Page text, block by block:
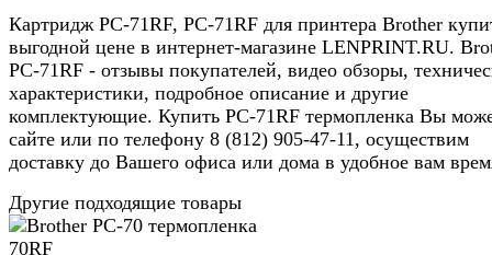
Картридж PC-71RF, PC-71RF для принтера Brother
выгодной цене в интернет-магазине LENPRINT.RU.
PC-71RF - отзывы покупателей, видео обзоры,
характеристики, подробное описание и другие
комплектующие. Купить PC-71RF термопленка Вы
сайте или по телефону 8 (812) 905-47-11, осуществим
доставку до Вашего офиса или дома в удобное вам
Другие подходящие товары